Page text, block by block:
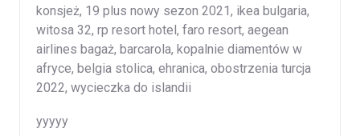
konsjeż, 19 plus nowy sezon 2021, ikea bulgaria,
witosa 32, rp resort hotel, faro resort, aegean
airlines bagaż, barcarola, kopalnie diamentów w
afryce, belgia stolica, ehranica, obostrzenia turcja
2022, wycieczka do islandii
yyyyy